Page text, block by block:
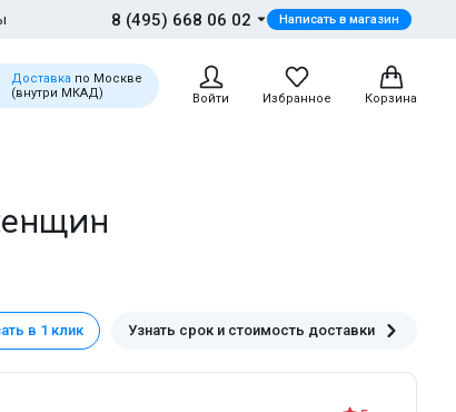
8 (495) 668 06 02 Написать в магазин
Доставка по Москве
(внутри МКАД)
Войти Избранное Корзина
в 1 клик Узнать срок и стоимость доставки